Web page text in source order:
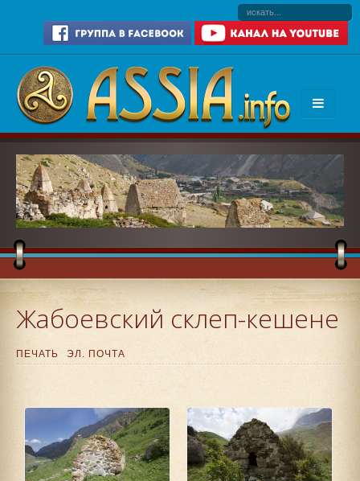
Жабоевский склеп-кешене
ПЕЧАТЬ ЭЛ. ПОЧТА